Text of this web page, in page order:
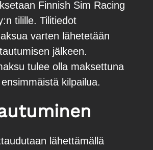
Finnish Sim Racing
tilille. Tilitiedot
varten lähetetään
jälkeen.
tulee olla maksettuna
kilpailua.
lähettämällä